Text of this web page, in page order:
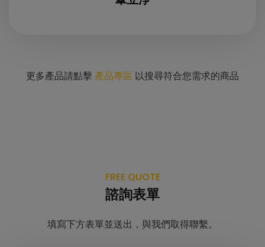
更多產品請點擊 產品專區 以搜尋符合您需求的商品
FREE QUOTE
諮詢表單
填寫下方表單並送出，與我們取得聯繫。